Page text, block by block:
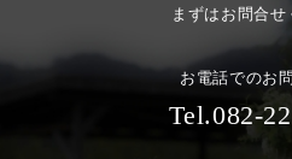
まずはお問合せ
お電話でのお
Tel.082-